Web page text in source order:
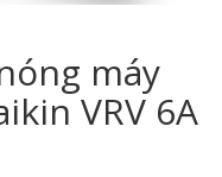
máy
VRV 6A